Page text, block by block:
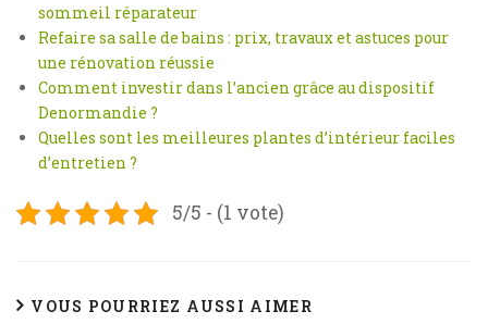
sommeil réparateur
Refaire sa salle de bains : prix, travaux et astuces pour
une rénovation réussie
Comment investir dans l’ancien grâce au dispositif
Denormandie ?
Quelles sont les meilleures plantes d’intérieur faciles
d’entretien ?
5/5 - (1 vote)
VOUS POURRIEZ AUSSI AIMER